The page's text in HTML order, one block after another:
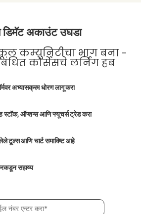
डिमॅट अकाउंट उघडा
कम्युनिटीचा भाग बना -
कोर्सेसचे लर्निंग हब
अभ्यासक्रम धोरण लागू करा
स्टॉक, ऑप्शन्स आणि फ्यूचर्स ट्रेड करा
टूल्स आणि चार्ट समाविष्ट आहे
सहाय्य
नंबर, आवश्यक